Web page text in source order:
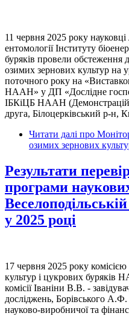
11 червня 2025 року науковці
ентомології Інституту
буряків провели обстеження
озимих зернових культур на
поточного року на
НААН» у ДП «Дослідне
ІБКіЦБ НААН
друга, Білоцерківський р-н,
Читати далі про
озимих зернових
Результати
програми
у 2025 році
17 червня 2025 року
культур і цукрових буряків
комісії Іваніни В.В. -
досліджень, Борівського
науково-виробничої та